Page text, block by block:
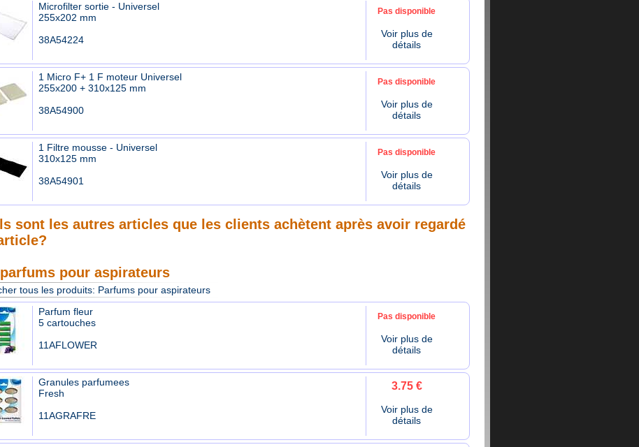
Microfilter sortie - Universel
255x202 mm
38A54224
Pas disponible
Voir plus de
détails
1 Micro F+ 1 F moteur Universel
255x200 + 310x125 mm
38A54900
Pas disponible
Voir plus de
détails
1 Filtre mousse - Universel
310x125 mm
38A54901
Pas disponible
Voir plus de
détails
sont les autres articles que les clients achètent après avoir regardé
pour aspirateurs
tous les produits: Parfums pour aspirateurs
Parfum fleur
5 cartouches
11AFLOWER
Pas disponible
Voir plus de
détails
Granules parfumees
Fresh
11AGRAFRE
3.75 €
Voir plus de
détails